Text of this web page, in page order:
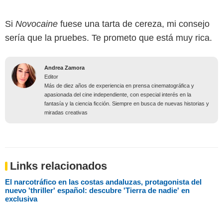
Si Novocaine fuese una tarta de cereza, mi consejo
sería que la pruebes. Te prometo que está muy rica.
Andrea Zamora
Editor
Más de diez años de experiencia en prensa cinematográfica y
apasionada del cine independiente, con especial interés en la
fantasía y la ciencia ficción. Siempre en busca de nuevas historias y
miradas creativas
Links relacionados
El narcotráfico en las costas andaluzas, protagonista del
nuevo 'thriller' español: descubre 'Tierra de nadie' en
exclusiva